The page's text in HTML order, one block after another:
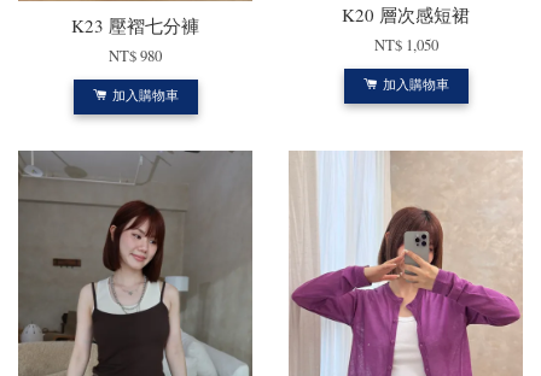
K23 壓褶七分褲
NT$ 980
加入購物車
K20 層次感短裙
NT$ 1,050
加入購物車